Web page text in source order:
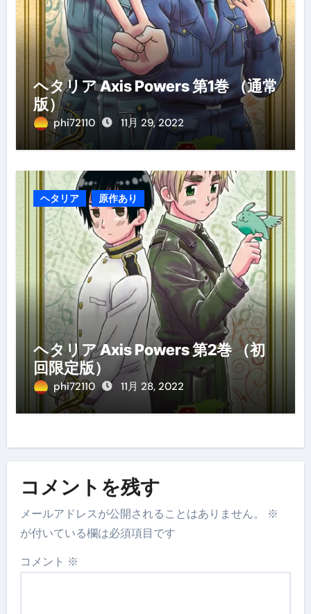
ヘタリア Axis Powers 第1巻 （通常
版）
phi72110 11月 29, 2022
ヘタリア 原作あり
ヘタリア Axis Powers 第2巻 （初
回限定版）
phi72110 11月 28, 2022
コメントを残す
メールアドレスが公開されることはありません。
※
が付いている欄は必須項目です
コメント ※